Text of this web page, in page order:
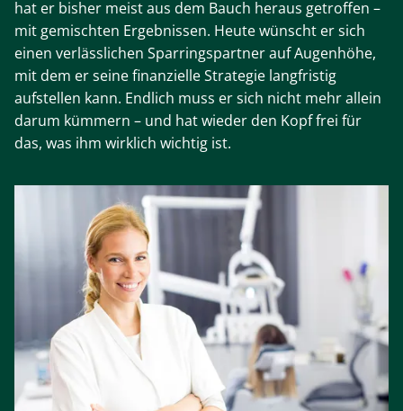
hat er bisher meist aus dem Bauch heraus getroffen –
mit gemischten Ergebnissen. Heute wünscht er sich
einen verlässlichen Sparringspartner auf Augenhöhe,
mit dem er seine finanzielle Strategie langfristig
aufstellen kann. Endlich muss er sich nicht mehr allein
darum kümmern – und hat wieder den Kopf frei für
das, was ihm wirklich wichtig ist.